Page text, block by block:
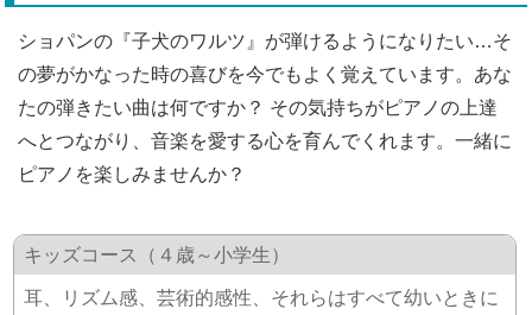
ショパンの『子犬のワルツ』が弾けるようになりたい…そ
の夢がかなった時の喜びを今でもよく覚えています。あな
たの弾きたい曲は何ですか？ その気持ちがピアノの上達
へとつながり、音楽を愛する心を育んでくれます。一緒に
ピアノを楽しみませんか？
キッズコース（４歳～小学生）
耳、リズム感、芸術的感性、それらはすべて幼いときに